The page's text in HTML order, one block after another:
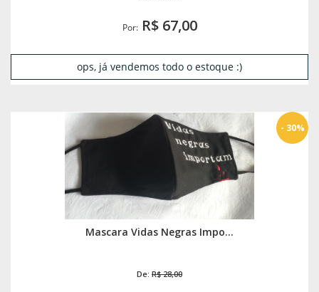
Por:R$ 67,00
ops, já vendemos todo o estoque :)
Mascara Vidas Negras Impo...
De: R$ 28,00
- 30%